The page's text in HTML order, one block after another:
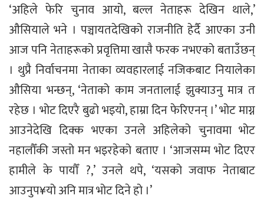
‘अहिले फेरि चुनाव आयो, बल्ल नेताहरू देखिन थाले,’
औसियाले भने । पञ्चायतदेखिको राजनीति हेर्दै आएका उनी
आज पनि नेताहरूको प्रवृत्तिमा खासै फरक नभएको बताउँछन्
। थुप्रै निर्वाचनमा नेताका व्यवहारलाई नजिकबाट नियालेका
औसिया भन्छन्, ‘नेताको काम जनतालाई झुक्याउनु मात्र त
रहेछ । भोट दिएरै बुढो भइयो, हाम्रा दिन फेरिएनन् ।’ भोट माग्न
आउनेदेखि दिक्क भएका उनले अहिलेको चुनावमा भोट
नहालौँकी जस्तो मन भइरहेको बताए । ‘आजसम्म भोट दिएर
हामीले के पायौँ ?,’ उनले थपे, ‘यसको जवाफ नेताबाट
आउनुप¥यो अनि मात्र भोट दिने हो ।’